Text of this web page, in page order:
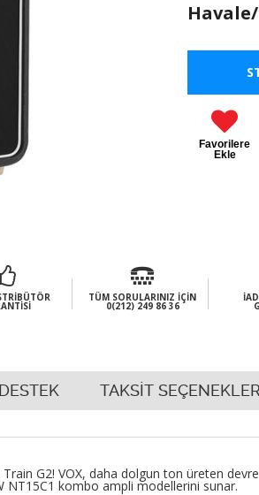
Havale/
Favorilere
Ekle
TÜM SORULARINIZ İÇIN
0(212) 249 86 36
DESTEK TAKSİT
Train G2! VOX, daha dolgun ton üreten
NT15C1 kombo ampli modellerini sunar.